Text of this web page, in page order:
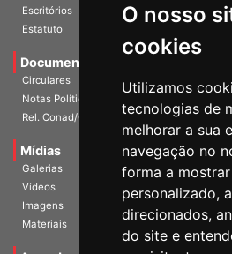
O nosso
cookies
Utilizamos
tecnologias de
melhorar a sua
navegação no
forma a
personalizado,
direcionados,
do site e
Escritórios
Estatuto
Documentos
Circulares
Notas Políticas
Rel. Conad/Congresso
Mídias
Galerias
Vídeos
Imagens
Materiais